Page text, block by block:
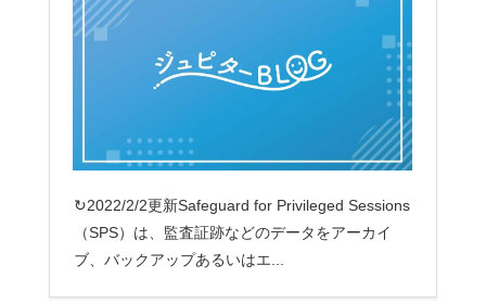
↻2022/2/2更新Safeguard for Privileged Sessions
（SPS）は、監査証跡などのデータをアーカイ
ブ、バックアップあるいはエ...